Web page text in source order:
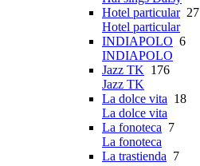
Hotel particular27
Hotel particular
INDIAPOLO 6
INDIAPOLO
Jazz TK 176
Jazz TK
La dolce vita 18
La dolce vita
La fonoteca 7
La fonoteca
La trastienda 7